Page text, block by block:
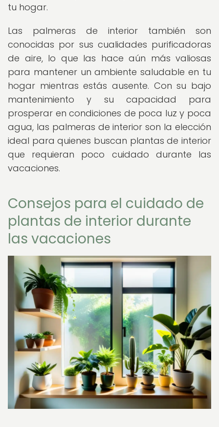
tu hogar.
Las palmeras de interior también son
conocidas por sus cualidades purificadoras
de aire, lo que las hace aún más valiosas
para mantener un ambiente saludable en tu
hogar mientras estás ausente. Con su bajo
mantenimiento y su capacidad para
prosperar en condiciones de poca luz y poca
agua, las palmeras de interior son la elección
ideal para quienes buscan plantas de interior
que requieran poco cuidado durante las
vacaciones.
Consejos para el cuidado de
plantas de interior durante
las vacaciones